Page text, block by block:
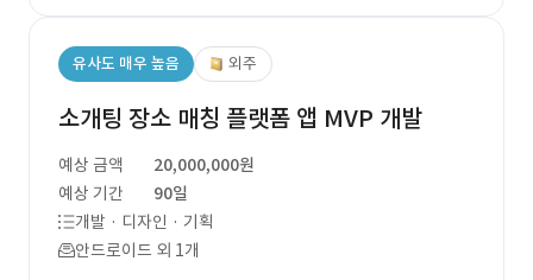
유사도 매우 높음 외주
소개팅 장소 매칭 플랫폼 앱 MVP 개발
예상 금액
20,000,000원
예상 기간
90일
개발 · 디자인 · 기획
안드로이드 외 1개